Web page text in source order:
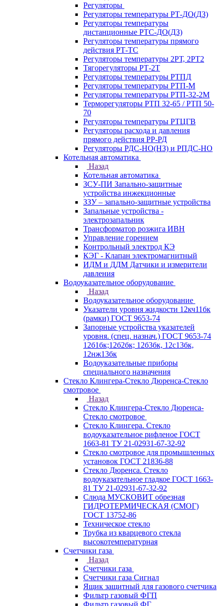
Регуляторы
Регуляторы температуры РТ-ДО(ДЗ)
Регуляторы температуры
дистанционные РТС-ДО(ДЗ)
Регуляторы температуры прямого
действия РТ-ТС
Регуляторы температуры 2РТ, 2РT2
Тягорегуляторы РТ-2Т
Регуляторы температуры РТПД
Регуляторы температуры РТП-M
Регуляторы температуры РТП-32-2М
Терморегуляторы РТП 32-65 / РТП 50-
70
Регуляторы температуры РТЦГВ
Регуляторы расхода и давления
прямого действия РР-РД
Регуляторы РДС-НО(НЗ) и РПДС-НО
Котельная автоматика
Назад
Котельная автоматика
ЗСУ-ПИ Запально-защитные
устройства инжекционные
ЗЗУ – запально-защитные устройства
Запальные устройства -
электрозапальник
Трансформатор розжига ИВН
Управление горением
Контрольный электрод КЭ
КЭГ - Клапан электромагнитный
ИДМ и ДДМ Датчики и измерители
давления
Водоуказательное оборудование
Назад
Водоуказательное оборудование
Указатели уровня жидкости 12кч11бк
(рамки) ГОСТ 9653-74
Запорные устройства указателей
уровня. (спец. назнач.) ГОСТ 9653-74
12б1бк;12б2бк; 12б3бк, 12с13бк,
12нж13бк
Водоуказательные приборы
специального назначения
Стекло Клингера-Стекло Дюренса-Стекло
смотровое
Назад
Стекло Клингера-Стекло Дюренса-
Стекло смотровое
Стекло Клингера. Стекло
водоуказательное рифленое ГОСТ
1663-81 ТУ 21-02931-67-32-92
Стекло смотровое для промышленных
установок ГОСТ 21836-88
Стекло Дюренса. Стекло
водоуказательное гладкое ГОСТ 1663-
81 ТУ 21-02931-67-32-92
Слюда МУСКОВИТ обрезная
ГИДРОТЕРМИЧЕСКАЯ (СМОГ)
ГОСТ 13752-86
Техническое стекло
Трубка из кварцевого стекла
высокотемпературная
Счетчики газа
Назад
Счетчики газа
Счетчики газа Сигнал
Ящик защитный для газового счетчика
Фильтр газовый ФГП
Фильтр газовый ФГ